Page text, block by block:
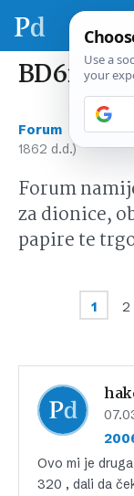
BD62
Forum
1862 d.d.)
Forum
za dionice,
papire te
1 2
Ovo mi je
320 , dali da